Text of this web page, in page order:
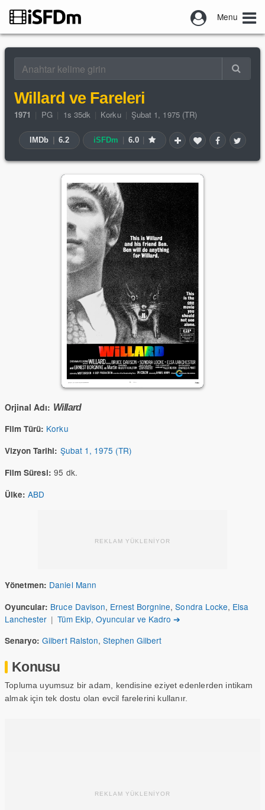
Menu
Willard ve Fareleri
1971 PG 1s 35dk Korku Şubat 1, 1975 (TR)
IMDb 6.2 iSFDm 6.0
Orjinal Adı: Willard
Film Türü: Korku
Vizyon Tarihi: Şubat 1, 1975 (TR)
Film Süresi: 95 dk.
Ülke: ABD
REKLAM YÜKLENİYOR
Yönetmen: Daniel Mann
Oyuncular: Bruce Davison, Ernest Borgnine,Sondra Locke, Elsa
Lanchester | Tüm Ekip, Oyuncular ve Kadro ➔
Senaryo: Gilbert Ralston, Stephen Gilbert
Konusu
Topluma uyumsuz bir adam, kendisine eziyet edenlerden intikam
almak için tek dostu olan evcil farelerini kullanır.
REKLAM YÜKLENİYOR